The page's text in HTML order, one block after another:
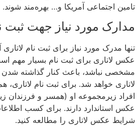
تامین اجتماعی آمریکا و… بهره‌مند شوند.
مدارک مورد نیاز جهت ثبت
تنها مدرک مورد نیاز برای ثبت نام
عکس لاتاری برای ثبت نام بسیار مهم
مشخصی نباشد، باعث کنار گذاشته
لاتاری خواهد شد. برای ثبت نام
عکس استاندارد دارند. برای کسب
شرایط عکس لاتاری را مطالعه کنید.